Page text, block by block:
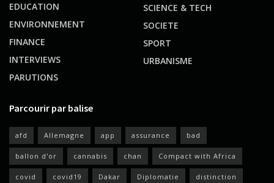
EDUCATION
ENVIRONNEMENT
FINANCE
INTERVIEWS
PARUTIONS
SCIENCE & TECH
SOCIETE
SPORT
URBANISME
Parcourir par balise
afd Allemagne app assurance bad
ballon d'or cannabis chan Compact with Africa
covid covid19 Dakar Diplomatie distinction